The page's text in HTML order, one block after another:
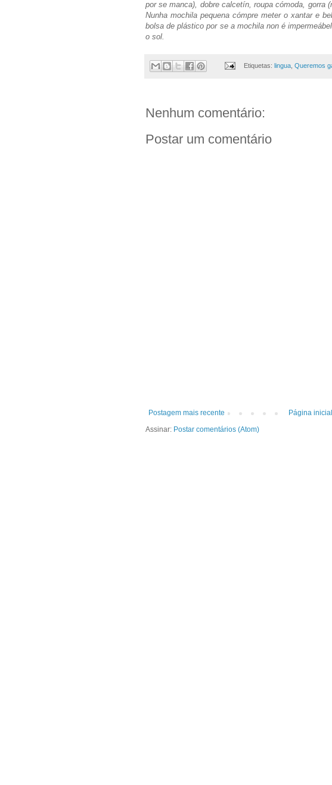
por se manca), dobre calcetín, roupa cómoda, gorra
Nunha mochila pequena cómpre meter o xantar e
bolsa de plástico por se a mochila non é
o sol.
Etiquetas: lingua, Queremos
Nenhum comentário:
Postar um comentário
Postagem mais recente
Página inicial
Assinar: Postar comentários (Atom)